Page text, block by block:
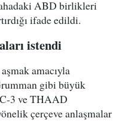
ABD birlikleri
ifade edildi.
istendi
amacıyla
gibi büyük
3 ve THAAD
çerçeve anlaşmalar